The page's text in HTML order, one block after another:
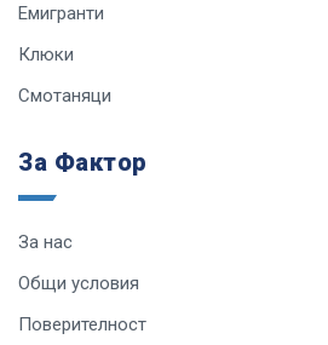
Емигранти
Клюки
Смотаняци
За Фактор
За нас
Общи условия
Поверителност